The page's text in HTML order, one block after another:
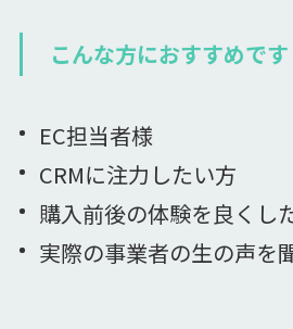
こんな方におすすめです
EC担当者様
CRMに注力したい方
購入前後の体験を良くし
実際の事業者の生の声を